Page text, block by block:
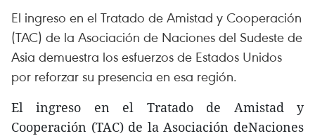
El ingreso en el Tratado de Amistad y Cooperación
(TAC) de la Asociación de Naciones del Sudeste de
Asia demuestra los esfuerzos de Estados Unidos
por reforzar su presencia en esa región.
El ingreso en el Tratado de Amistad y
Cooperación (TAC) de la Asociación deNaciones